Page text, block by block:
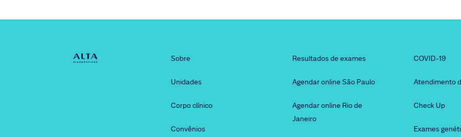
Sobre
Unidades
Corpo clínico
Convênios
Resultados de exames
Agendar online São Paulo
Agendar online Rio de
Janeiro
COVID-19
Atendimento
Check Up
Exames